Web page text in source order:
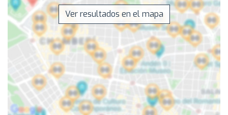
Ver resultados en el mapa